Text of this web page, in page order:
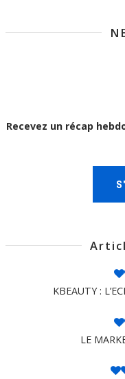
Recevez un récap
KBEAUTY :
LE